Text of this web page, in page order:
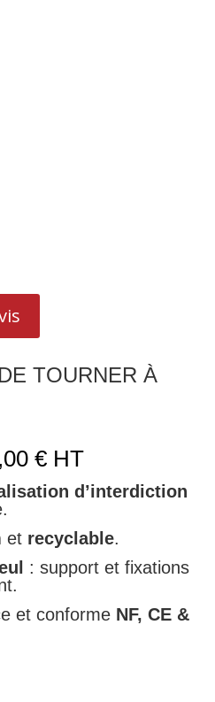
TOURNER À
€Plage
de
prix :
à
666,00 €
HT
d’interdiction
et recyclable.
: support et fixations
et conforme NF, CE &